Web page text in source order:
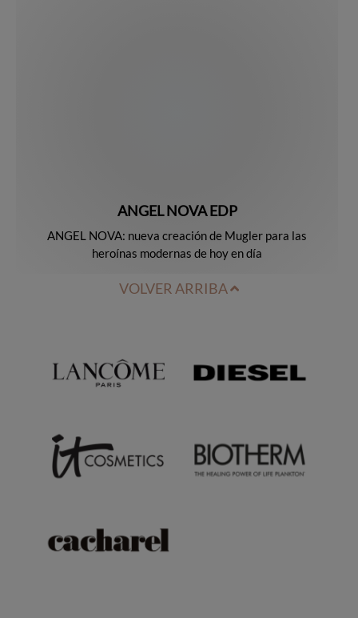
ANGEL NOVA EDP
ANGEL NOVA: nueva creación de Mugler para las
heroínas modernas de hoy en día
VOLVER ARRIBA